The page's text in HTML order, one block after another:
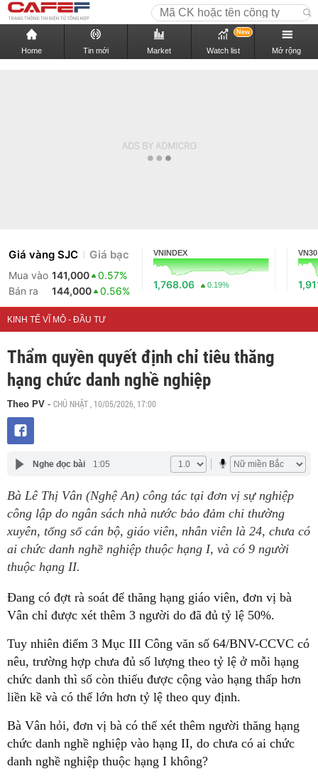
Home Tin mới Market Watch list
New
Mở rộng
Giá vàng SJC Giá bạc
Mua vào 141,000
0.57%
Bán ra
144,000 0.56%
VNINDEX
1,768.06 0.19%
VN30
KINH TẾ VĨ MÔ - ĐẦU TƯ
Thẩm quyền quyết định chỉ tiêu thăng
hạng chức danh nghề nghiệp
Theo PV - CHỦ NHẬT , 10/05/2026, 17:00
Nghe đọc bài 1:05
Bà Lê Thị Vân (Nghệ An) công tác tại đơn vị sự nghiệp
công lập do ngân sách nhà nước bảo đảm chi thường
xuyên, tổng số cán bộ, giáo viên, nhân viên là 24, chưa có
ai chức danh nghề nghiệp thuộc hạng I, và có 9 người
thuộc hạng II.
Đang có đợt rà soát để thăng hạng giáo viên, đơn vị bà
Vân chỉ được xét thêm 3 người do đã đủ tỷ lệ 50%.
Tuy nhiên điểm 3 Mục III Công văn số 64/BNV-CCVC có
nêu, trường hợp chưa đủ số lượng theo tỷ lệ ở mỗi hạng
chức danh thì số còn thiếu được cộng vào hạng thấp hơn
liền kề và có thể lớn hơn tỷ lệ theo quy định.
Bà Vân hỏi, đơn vị bà có thể xét thêm người thăng hạng
chức danh nghề nghiệp vào hạng II, do chưa có ai chức
danh nghề nghiệp thuộc hạng I không?